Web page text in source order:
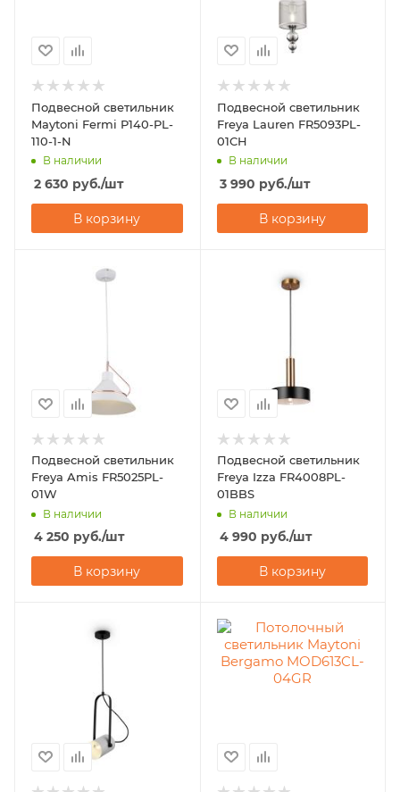
Подвесной светильник
Maytoni Fermi P140-PL-
110-1-N
В наличии
2 630 руб./шт
В корзину
Подвесной светильник
Freya Lauren FR5093PL-
01CH
В наличии
3 990 руб./шт
В корзину
Подвесной светильник
Freya Amis FR5025PL-
01W
В наличии
4 250 руб./шт
В корзину
Подвесной светильник
Freya Izza FR4008PL-
01BBS
В наличии
4 990 руб./шт
В корзину